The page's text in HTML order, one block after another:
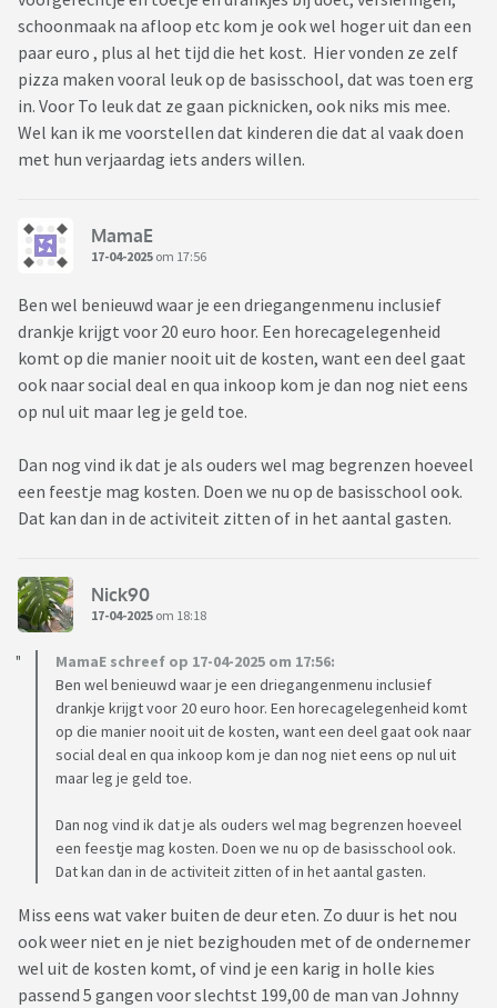
schoonmaak na afloop etc kom je ook wel hoger uit dan een
paar euro , plus al het tijd die het kost. Hier vonden ze zelf
pizza maken vooral leuk op de basisschool, dat was toen erg
in. Voor To leuk dat ze gaan picknicken, ook niks mis mee.
Wel kan ik me voorstellen dat kinderen die dat al vaak doen
met hun verjaardag iets anders willen.
MamaE
17-04-2025 om 17:56
Ben wel benieuwd waar je een driegangenmenu inclusief
drankje krijgt voor 20 euro hoor. Een horecagelegenheid
komt op die manier nooit uit de kosten, want een deel gaat
ook naar social deal en qua inkoop kom je dan nog niet eens
op nul uit maar leg je geld toe.
Dan nog vind ik dat je als ouders wel mag begrenzen hoeveel
een feestje mag kosten. Doen we nu op de basisschool ook.
Dat kan dan in de activiteit zitten of in het aantal gasten.
Nick90
17-04-2025 om 18:18
MamaE schreef op 17-04-2025 om 17:56:
Ben wel benieuwd waar je een driegangenmenu inclusief
drankje krijgt voor 20 euro hoor. Een horecagelegenheid komt
op die manier nooit uit de kosten, want een deel gaat ook naar
social deal en qua inkoop kom je dan nog niet eens op nul uit
maar leg je geld toe.
Dan nog vind ik dat je als ouders wel mag begrenzen hoeveel
een feestje mag kosten. Doen we nu op de basisschool ook.
Dat kan dan in de activiteit zitten of in het aantal gasten.
Miss eens wat vaker buiten de deur eten. Zo duur is het nou
ook weer niet en je niet bezighouden met of de ondernemer
wel uit de kosten komt, of vind je een karig in holle kies
passend 5 gangen voor slechtst 199,00 de man van Johnny